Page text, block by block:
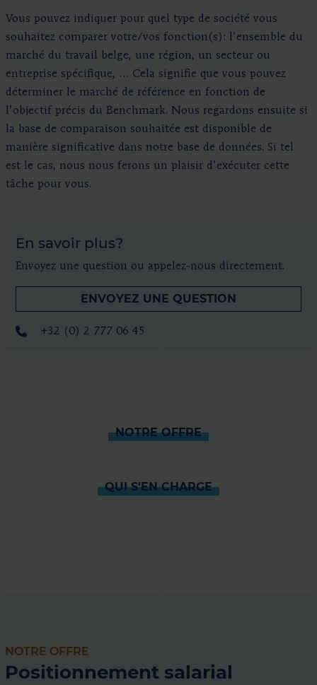
Vous pouvez indiquer pour quel type de société vous
souhaitez comparer votre/vos fonction(s): l’ensemble du
marché du travail belge, une région, un secteur ou
entreprise spécifique, … Cela signifie que vous pouvez
déterminer le marché de référence en fonction de
l’objectif précis du Benchmark. Nous regardons ensuite si
la base de comparaison souhaitée est disponible de
manière significative dans notre base de données. Si tel
est le cas, nous nous ferons un plaisir d’exécuter cette
tâche pour vous.
En savoir plus?
Envoyez une question ou appelez-nous directement.
ENVOYEZ UNE QUESTION
+32 (0) 2 777 06 45
NOTRE OFFRE
QUI S'EN CHARGE
NOTRE OFFRE
Positionnement salarial